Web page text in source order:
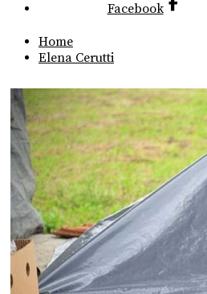
Facebook
Home
Elena Cerutti